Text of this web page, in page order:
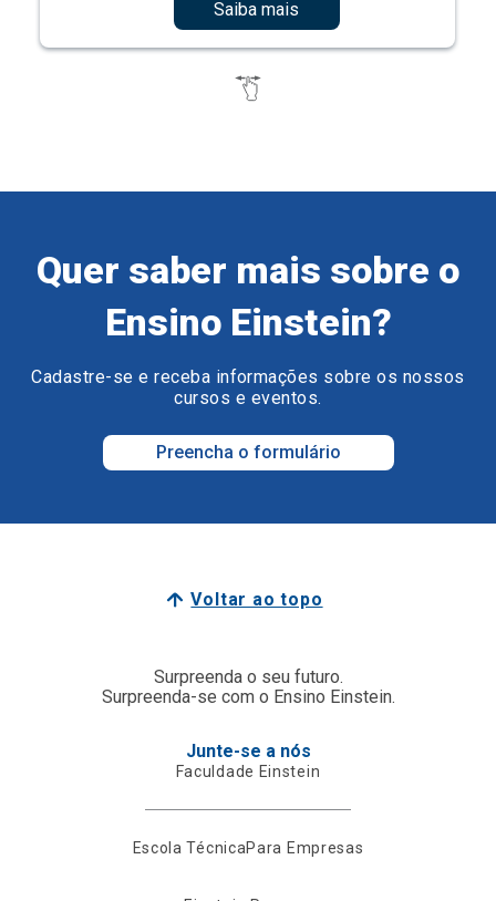
Saiba mais
Quer saber mais sobre o
Ensino Einstein?
Cadastre-se e receba informações sobre os nossos
cursos e eventos.
Preencha o formulário
Voltar ao topo
Surpreenda o seu futuro.
Surpreenda-se com o Ensino Einstein.
Junte-se a nós
Faculdade Einstein
Escola TécnicaPara Empresas